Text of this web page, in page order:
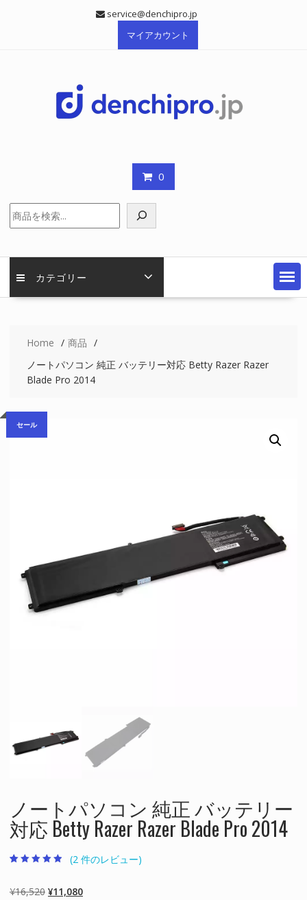
service@denchipro.jp
マイアカウント
0
索
カテゴリー
Home
商品
ノートパソコン 純正 バッテリー対応 Betty Razer Razer
Blade Pro 2014
セール
ノートパソコン 純正 バッテリー
対応 Betty Razer Razer Blade Pro 2014
段階評価のう
ち、4.50点
(2 件のレビュー)
¥16,520 元
¥11,080現